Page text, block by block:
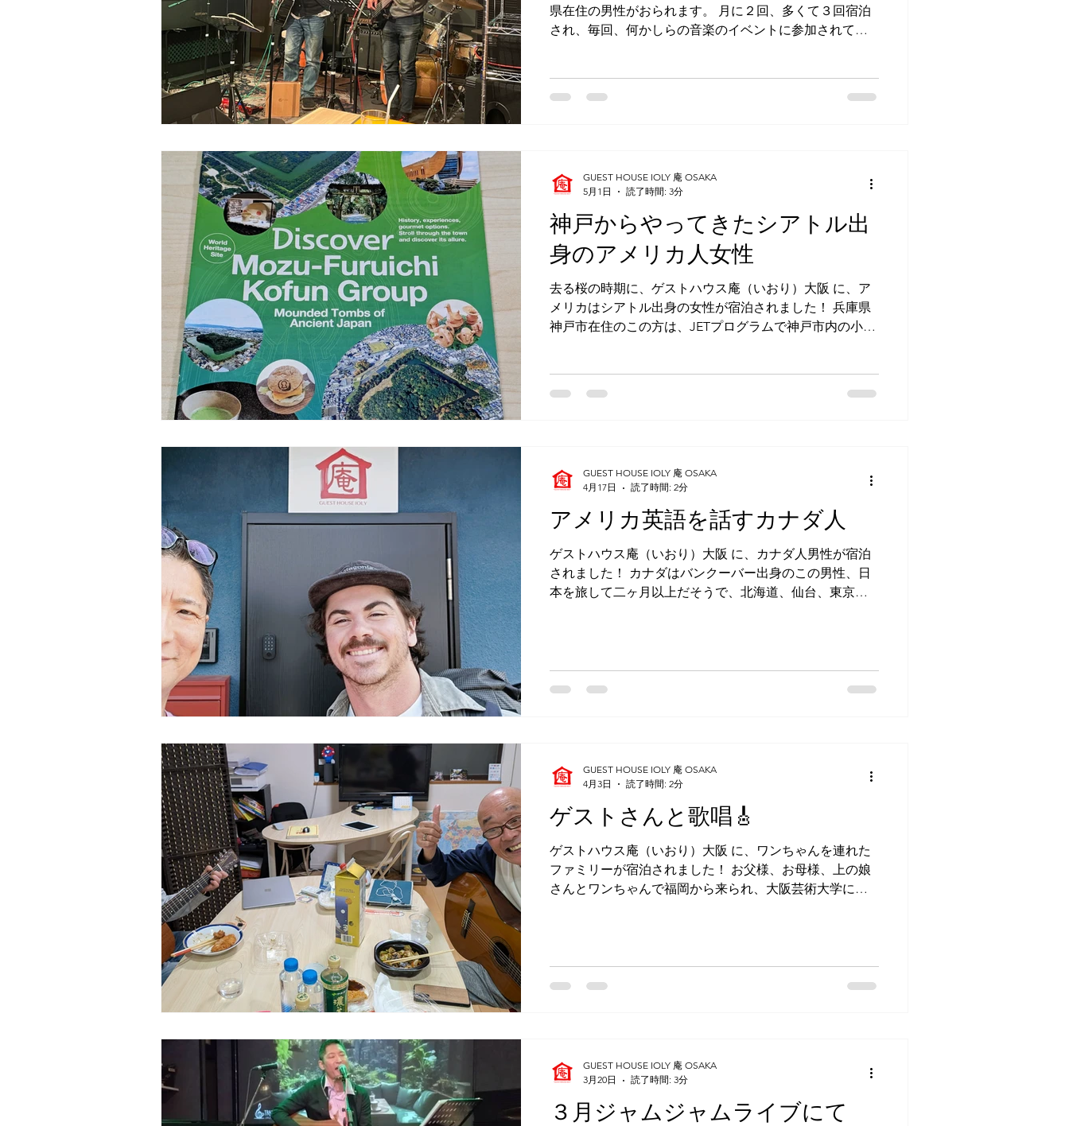
ルマで５分のところにお住まいで、彼のおうちでタコ
県在住の男性がおられます。 月に２回、多くて３回宿泊
され、毎回、何かしらの音楽のイベントに参加されてい
からクルマで来られて、ゲストハウス庵に投宿されて、
松山に行きます。」と、常に動き回っているようです。
また、こちらでの行先も富田林だけとは限らず、奈良で
ベースの個人指導もされていたり、バンドとは別のウク
レレのデュオで大阪市内心斎橋などでライブに出演され
たり、と大忙しです。 そんな大忙しの方が、去る去年の
12月の当ゲストハウスに来られた際に私から声掛けし
て、今年１月に私が出演予定だった藤井寺ジャムジャム
のライブに一緒に出演してくださいました。🤗 最初は
「その日だったら観に行けるので、行きます！」と言っ
神戸からやってきたシアトル出
身のアメリカ人女性
去る桜の時期に、ゲストハウス庵（いおり）大阪 に、ア
メリカはシアトル出身の女性が宿泊されました！ 兵庫県
神戸市在住のこの方は、JETプログラムで神戸市内の小学
の日の藤井寺、または大阪で予定があるわけではないよ
かけるときに私は英会話レッスンをしていましたが、そ
（こんにちは！頑張って！）' と声をかけてくださいまし
た。🤗 数時間後、笑顔で帰ってきた彼女は、「とてもい
いオススメだった！」と言ってくれ、料理が美味しかっ
ただけでなく、そこにいた日本人のファミリー客に話し
かけられたそうです！ なんでも、そのファミリーは大阪
GUEST HOUSE IOLY 庵 OSAKA
5月1日
読了時間: 3分
アメリカ英語を話すカナダ人
ゲストハウス庵（いおり）大阪 に、カナダ人男性が宿泊
されました！ カナダはバンクーバー出身のこの男性、日
本を旅して二ヶ月以上だそうで、北海道、仙台、東京、
景色、そしてスキー…。 「北海道なら、カナダと似てる
んじゃない？」と私はツッコミにも似た質問を投げかけ
か宿泊したそうですが、ゲストハウス庵がある藤井寺市
の隣の羽曳野市に知り合いがいて、そのおうちに一泊し
た後、ゲストハウス庵へ投宿。なんでも、以前、バンク
ーバーの彼の実家にホームステイした日本人女性の家族
だそうで、子供の時にバンクーバーで会って以来のご対
面だったそうです。 その夜、ひとりで夕食に出るという
彼に提案して、一緒に夕食に出かけました。行き先は、
当ゲストハウスから徒歩３分の名店・えびす亭。そ
GUEST HOUSE IOLY 庵 OSAKA
4月17日
読了時間: 2分
ゲストさんと歌唱🎸
ゲストハウス庵（いおり）大阪 に、ワンちゃんを連れた
ファミリーが宿泊されました！ お父様、お母様、上の娘
さんとワンちゃんで福岡から来られ、大阪芸術大学に通
１階のラウンジでテレビを観てお酒を飲んでくつろいで
いました。お酒は、パックの焼酎を持参されていまし
てしまっていたところ、 「お忙しいですね！」と声をか
けてくださり、それから私とお父さんとで会話が始まり
ました。 お父さんは長崎県の五島列島最北端の宇久島
（うくじま）のご出身だそうです。 五島列島と聞いて、
GUEST HOUSE IOLY 庵 OSAKA
4月3日
読了時間: 2分
３月ジャムジャムライブにて
GUEST HOUSE IOLY 庵 OSAKA
3月20日
読了時間: 3分